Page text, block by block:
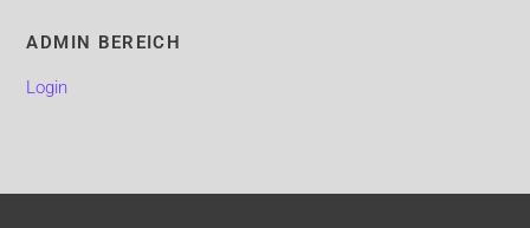
ADMIN BEREICH
Login